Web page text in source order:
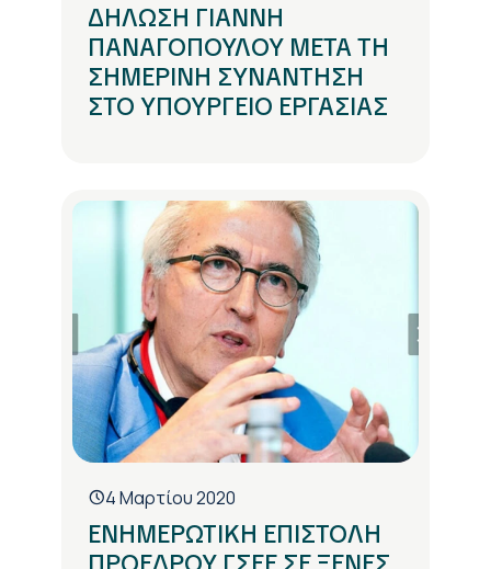
ΔΗΛΩΣΗ ΓΙΑΝΝΗ
ΠΑΝΑΓΟΠΟΥΛΟΥ ΜΕΤΑ ΤΗ
ΣΗΜΕΡΙΝΗ ΣΥΝΑΝΤΗΣΗ
ΣΤΟ ΥΠΟΥΡΓΕΙΟ ΕΡΓΑΣΙΑΣ
4 Μαρτίου 2020
ΕΝΗΜΕΡΩΤΙΚΗ ΕΠΙΣΤΟΛΗ